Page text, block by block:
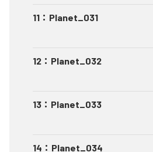
11 ： Planet_031
12 ： Planet_032
13 ： Planet_033
14 ： Planet_034